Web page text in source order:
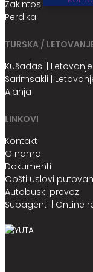
Zakintos
Perdika
TURSKA /
Kušadasi | Letovanje
Sarimsakli |
Alanja
LINKOVI
Kontakt
O nama
Dokumenti
Opšti uslovi
Autobuski prevoz
Subagenti | OnLine